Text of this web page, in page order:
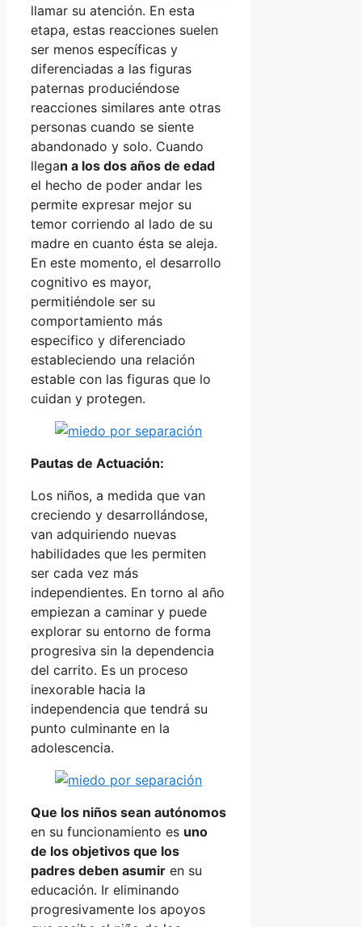
llamar su atención. En esta
etapa, estas reacciones suelen
ser menos específicas y
diferenciadas a las figuras
paternas produciéndose
reacciones similares ante otras
personas cuando se siente
abandonado y solo. Cuando
llegan a los dos años de edad
el hecho de poder andar les
permite expresar mejor su
temor corriendo al lado de su
madre en cuanto ésta se aleja.
En este momento, el desarrollo
cognitivo es mayor,
permitiéndole ser su
comportamiento más
especifico y diferenciado
estableciendo una relación
estable con las figuras que lo
cuidan y protegen.
Pautas de Actuación:
Los niños, a medida que van
creciendo y desarrollándose,
van adquiriendo nuevas
habilidades que les permiten
ser cada vez más
independientes. En torno al año
empiezan a caminar y puede
explorar su entorno de forma
progresiva sin la dependencia
del carrito. Es un proceso
inexorable hacia la
independencia que tendrá su
punto culminante en la
adolescencia.
Que los niños sean autónomos
en su funcionamiento es uno
de los objetivos que los
padres deben asumir en su
educación. Ir eliminando
progresivamente los apoyos